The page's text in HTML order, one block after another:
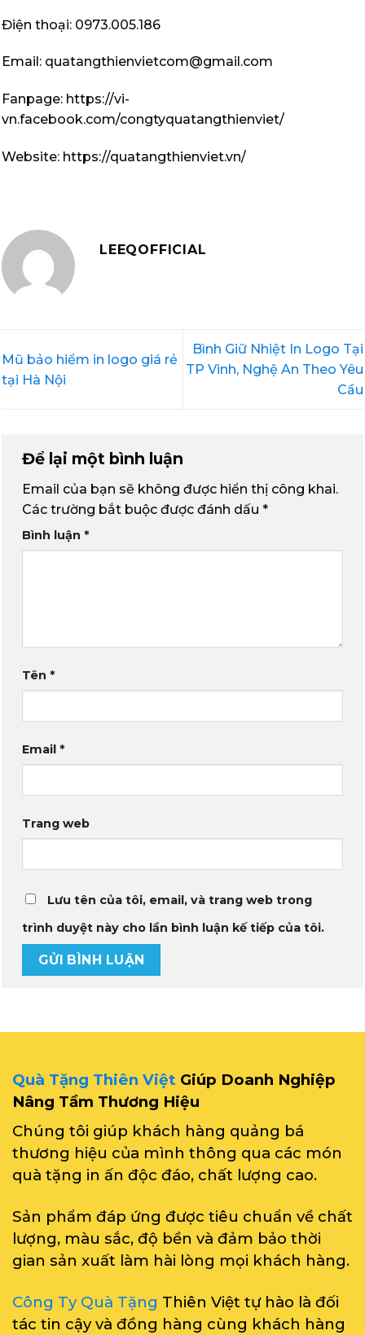
Điện thoại: 0973.005.186
Email: quatangthienvietcom@gmail.com
Fanpage: https://vi-
vn.facebook.com/congtyquatangthienviet/
Website: https://quatangthienviet.vn/
LEEQOFFICIAL
Mũ bảo hiểm in logo giá rẻ
tại Hà Nội
Bình Giữ Nhiệt In Logo Tại
TP Vinh, Nghệ An Theo Yêu
Cầu
Để lại một bình luận
Email của bạn sẽ không được hiển thị công khai.
Các trường bắt buộc được đánh dấu *
Bình luận *
Tên *
Email *
Trang web
Lưu tên của tôi, email, và trang web trong
trình duyệt này cho lần bình luận kế tiếp của tôi.
Quà Tặng Thiên Việt Giúp Doanh Nghiệp
Nâng Tầm Thương Hiệu
Chúng tôi giúp khách hàng quảng bá
thương hiệu của mình thông qua các món
quà tặng in ấn độc đáo, chất lượng cao.
Sản phẩm đáp ứng được tiêu chuẩn về chất
lượng, màu sắc, độ bền và đảm bảo thời
gian sản xuất làm hài lòng mọi khách hàng.
Công Ty Quà Tặng Thiên Việt tự hào là đối
tác tin cậy và đồng hàng cùng khách hàng